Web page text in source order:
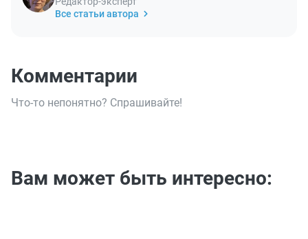
Все статьи автора
Комментарии
Что-то непонятно? Спрашивайте!
Вам может быть интересно: